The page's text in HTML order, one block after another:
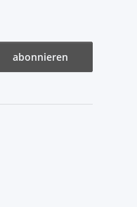
abonnieren